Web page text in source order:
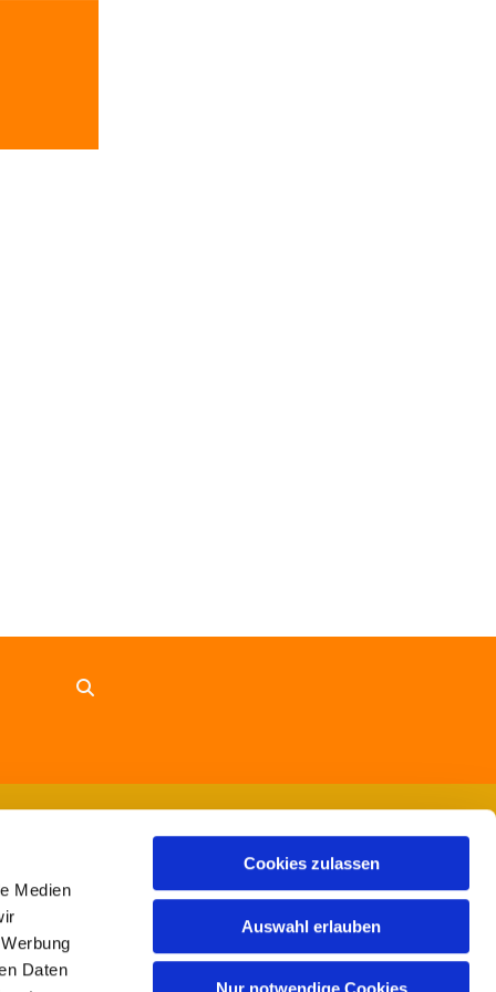
Medien
Daten
Cookies zulassen
Auswahl erlauben